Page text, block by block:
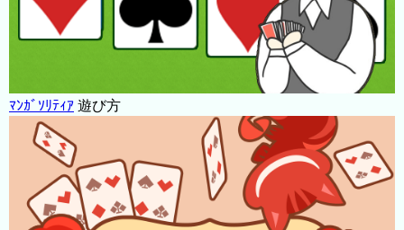
ﾏﾝｶﾞｿﾘﾃｨｱ 遊び方